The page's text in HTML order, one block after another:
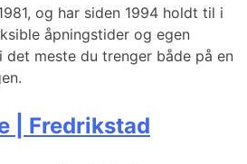
og har siden 1994 holdt til i
åpningstider og egen
meste du trenger både på en
| Fredrikstad